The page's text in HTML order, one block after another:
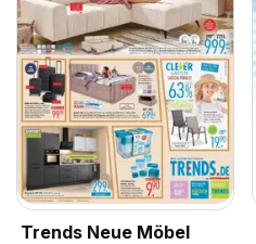
Trends Neue Möbel